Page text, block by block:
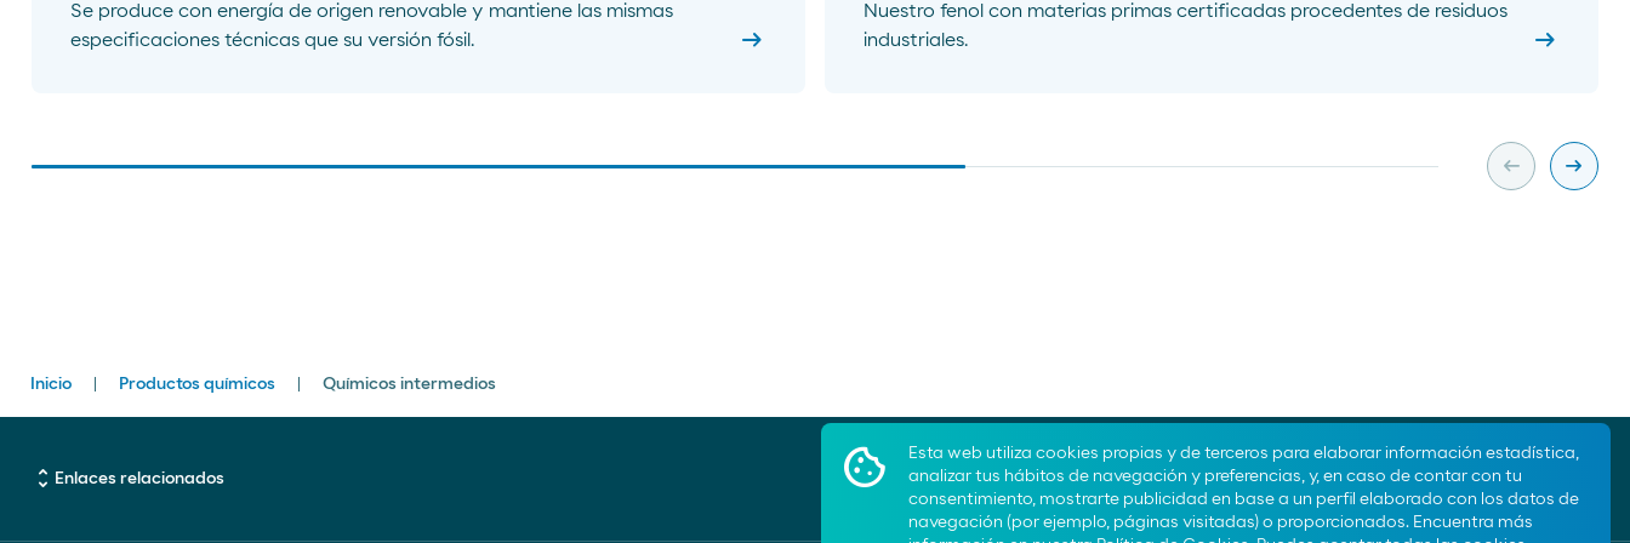
Esta web utiliza cookies propias y de terceros para elaborar información estadística,
analizar tus hábitos de navegación y preferencias, y, en caso de contar con tu
consentimiento, mostrarte publicidad en base a un perfil elaborado con los datos de
navegación (por ejemplo, páginas visitadas) o proporcionados. Encuentra más
Se produce con energía de origen renovable y mantiene las mismas
especificaciones técnicas que su versión fósil.
arrow_right_alt
Nuestro fenol con materias primas certificadas procedentes de residuos
industriales.
arrow_right_alt
arrow_left_altSlide previa
arrow_right_altSlide
Breadcrumbs
Inicio Productos químicos Químicos intermedios
unfold_more Enlaces relacionados